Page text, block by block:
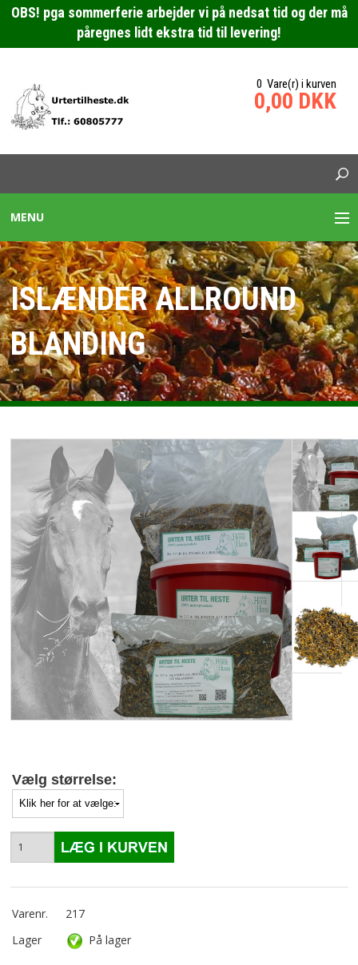
OBS! pga sommerferie arbejder vi på nedsat tid og der må
påregnes lidt ekstra tid til levering!
0 Vare(r) i kurven
0,00 DKK
MENU
URTEBLANDINGER HESTE
SPECIALBLANDING HEST
ENKELTURTER HESTE
PLEJEMIDLER HESTE
FORSIDEN
ANVENDELSE OG TIPS
HANDELSBETINGELSER
OM URTERTILHESTE.DK
KONTAKT
NYHEDSBREV
ISLÆNDER ALLROUND
BLANDING
Vælg størrelse:
Varenr.
217
Lager
På lager